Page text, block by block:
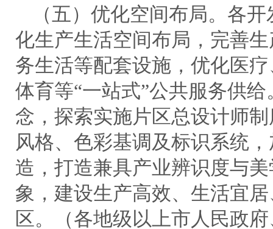
（五）优化空间布局。各
化生产生活空间布局，完善
务生活等配套设施，优化医
体育等“一站式”公共服务供
念，探索实施片区总设计师
风格、色彩基调及标识系统
造，打造兼具产业辨识度与
象，建设生产高效、生活宜
区。（各地级以上市人民政